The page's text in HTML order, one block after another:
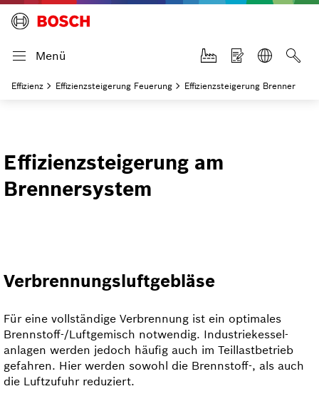
Menü
Effizienz Effizienzsteigerung Feuerung Effizienzsteigerung Brenner
Effizienzsteigerung am
Brennersystem
Verbrennungs­luftgebläse
Für eine vollständige Verbrennung ist ein optimales
Brennstoff-/Luftgemisch notwendig. Industriekessel­
anlagen werden jedoch häufig auch im Teillastbetrieb
gefahren. Hier werden sowohl die Brennstoff-, als auch
die Luftzufuhr reduziert.